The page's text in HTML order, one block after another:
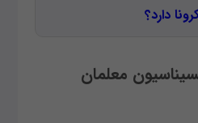
دارد؟
معلمان